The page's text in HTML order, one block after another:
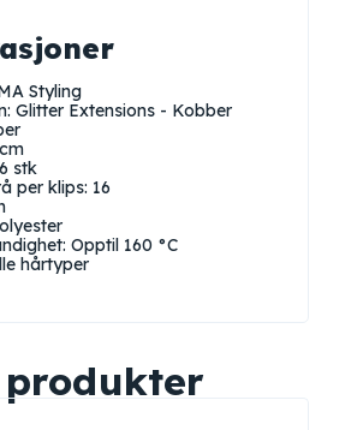
Styling
Glitter Extensions - Kobber
stk
per klips: 16
Opptil 160 °C
hårtyper
produkter